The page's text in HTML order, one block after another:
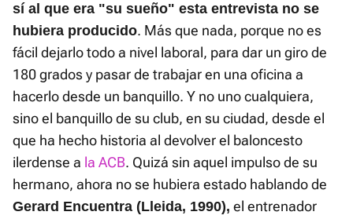
sí al que era "su sueño" esta entrevista no se
hubiera producido. Más que nada, porque no es
fácil dejarlo todo a nivel laboral, para dar un giro de
180 grados y pasar de trabajar en una oficina a
hacerlo desde un banquillo. Y no uno cualquiera,
sino el banquillo de su club, en su ciudad, desde el
que ha hecho historia al devolver el baloncesto
ilerdense a la ACB. Quizá sin aquel impulso de su
hermano, ahora no se hubiera estado hablando de
Gerard Encuentra (Lleida, 1990), el entrenador